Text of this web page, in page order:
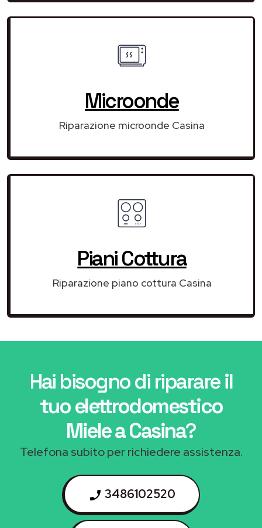
Microonde
Riparazione microonde Casina
Piani Cottura
Riparazione piano cottura Casina
Hai bisogno di riparareil
tuo elettrodomestico
Miele a Casina?
Telefona subito per richiedere assistenza.
3486102520